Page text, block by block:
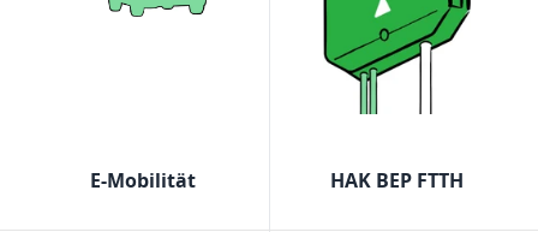
E-Mobilität HAK BEP FTTH